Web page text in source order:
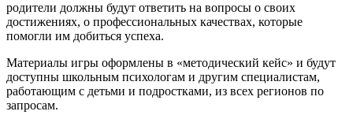
родители должны будут ответить на вопросы о своих
достижениях, о профессиональных качествах, которые
помогли им добиться успеха.
Материалы игры оформлены в «методический кейс» и будут
доступны школьным психологам и другим специалистам,
работающим с детьми и подростками, из всех регионов по
запросам.